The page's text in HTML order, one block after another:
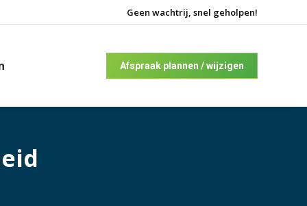
Geen wachtrij, snel geholpen!
Afspraak plannen / wijzigen